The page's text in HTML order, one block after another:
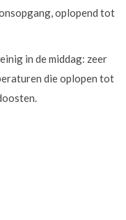
oplopend tot
in de middag: zeer
die oplopen tot